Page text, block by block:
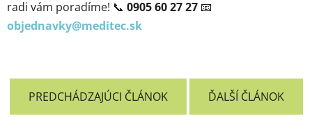
radi vám poradíme! 📞 0905 60 27 27 📧
objednavky@meditec.sk
PREDCHÁDZAJÚCI ČLÁNOK ĎALŠÍ ČLÁNOK